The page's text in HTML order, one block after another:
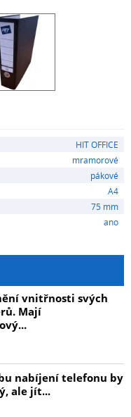
HIT OFFICE
mramorové
pákové
A4
75 mm
ano
vnitřnosti svých
Mají
nabíjení telefonu by
ale jít...